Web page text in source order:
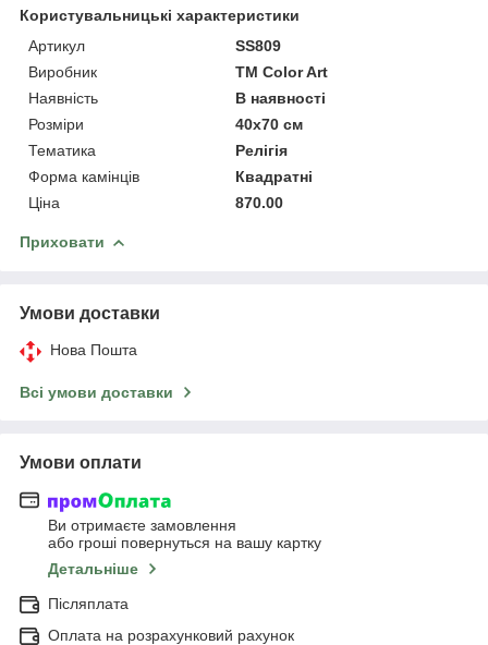
Користувальницькі характеристики
Артикул
SS809
Виробник
ТМ Color Art
Наявність
В наявності
Розміри
40x70 см
Тематика
Релігія
Форма камінців
Квадратні
Ціна
870.00
Приховати
Умови доставки
Нова Пошта
Всі умови доставки
Умови оплати
Ви отримаєте замовлення
або гроші повернуться на вашу картку
Детальніше
Післяплата
Оплата на розрахунковий рахунок